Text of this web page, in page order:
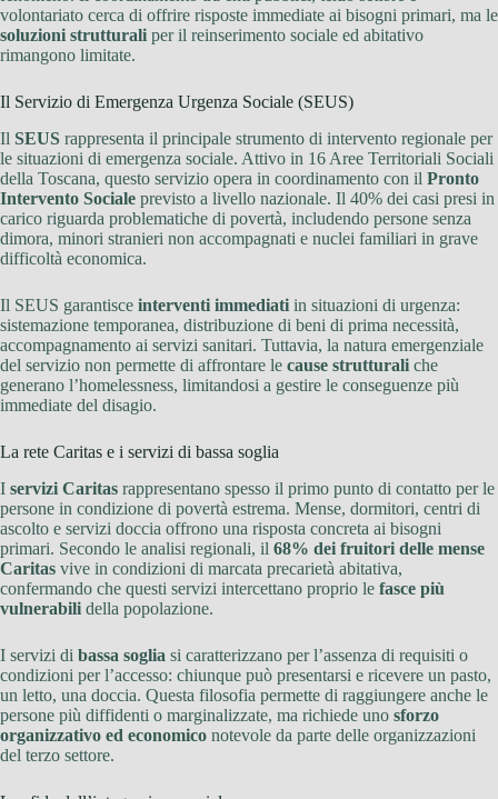
volontariato cerca di offrire risposte immediate ai bisogni primari, ma le
soluzioni strutturali per il reinserimento sociale ed abitativo
rimangono limitate.
Il Servizio di Emergenza Urgenza Sociale (SEUS)
Il SEUS rappresenta il principale strumento di intervento regionale per
le situazioni di emergenza sociale. Attivo in 16 Aree Territoriali Sociali
della Toscana, questo servizio opera in coordinamento con il Pronto
Intervento Sociale previsto a livello nazionale. Il 40% dei casi presi in
carico riguarda problematiche di povertà, includendo persone senza
dimora, minori stranieri non accompagnati e nuclei familiari in grave
difficoltà economica.
Il SEUS garantisce interventi immediati in situazioni di urgenza:
sistemazione temporanea, distribuzione di beni di prima necessità,
accompagnamento ai servizi sanitari. Tuttavia, la natura emergenziale
del servizio non permette di affrontare le cause strutturali che
generano l’homelessness, limitandosi a gestire le conseguenze più
immediate del disagio.
La rete Caritas e i servizi di bassa soglia
I servizi Caritas rappresentano spesso il primo punto di contatto per le
persone in condizione di povertà estrema. Mense, dormitori, centri di
ascolto e servizi doccia offrono una risposta concreta ai bisogni
primari. Secondo le analisi regionali, il 68% dei fruitori delle mense
Caritas vive in condizioni di marcata precarietà abitativa,
confermando che questi servizi intercettano proprio le fasce più
vulnerabili della popolazione.
I servizi di bassa soglia si caratterizzano per l’assenza di requisiti o
condizioni per l’accesso: chiunque può presentarsi e ricevere un pasto,
un letto, una doccia. Questa filosofia permette di raggiungere anche le
persone più diffidenti o marginalizzate, ma richiede uno sforzo
organizzativo ed economico notevole da parte delle organizzazioni
del terzo settore.